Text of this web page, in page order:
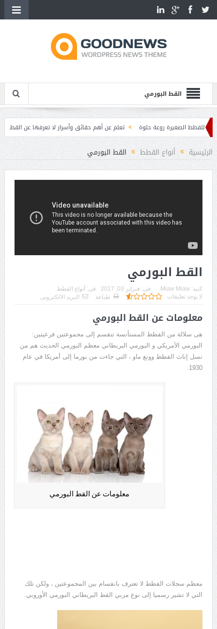
القط البورمي
الصغيرة روعة حلوة تعلم عن أهم حقائق وأسرار لا تعرفها عن القطط
مميزات وصفات القططالرئيسية أنواع القطط القط البورمي
القط البورمي
كتبه: Miaw Miaw فى: فبراير 03, 2017 فى: أنواع القطط
لا يوجد تعليقات
طباعة البريد الالكترونى
معلومات عن القط البورمي
هى سلالة من القطط المستأنسة تنقسم إلى مجموعتين فرعيتين:
البورمي الأمريكي و البورمي البريطاني معظم البورمي الحديث هم من
نسل إناث القطط وونغ ماو ، التي جاءت من بورما إلى أمريكا في عام
1930.
معلومات عن القط البورمي
معظم سجلات القطط لا تعترف بانقسام بين المجموعتين ، ولكن تلك
التي لا تشير رسميا إلى نوع مربي القط البريطاني البورمي الأوروبي.